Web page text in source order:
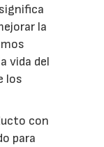
la
vida del
los
con
para